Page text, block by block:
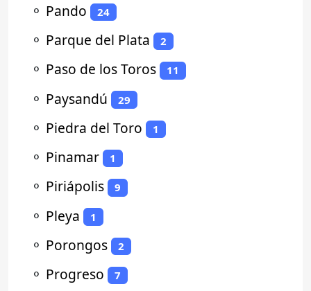
⚬ Pando 24
⚬ Parque del Plata 2
⚬ Paso de los Toros 11
⚬ Paysandú 29
⚬ Piedra del Toro 1
⚬ Pinamar 1
⚬ Piriápolis 9
⚬ Pleya 1
⚬ Porongos 2
⚬ Progreso 7